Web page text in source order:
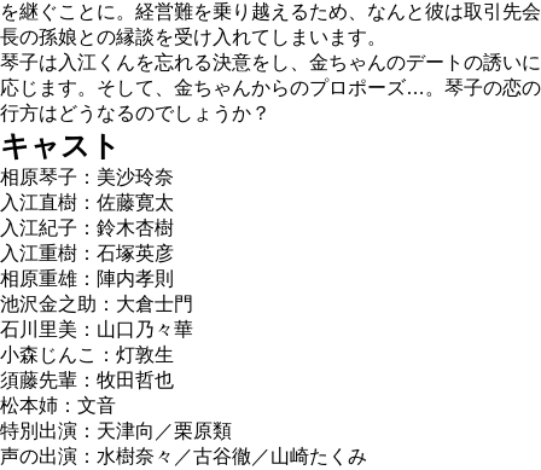
を継ぐことに。経営難を乗り越えるため、なんと彼は取引先会
長の孫娘との縁談を受け入れてしまいます。
琴子は入江くんを忘れる決意をし、金ちゃんのデートの誘いに
応じます。そして、金ちゃんからのプロポーズ…。琴子の恋の
行方はどうなるのでしょうか？
キャスト
相原琴子：美沙玲奈
入江直樹：佐藤寛太
入江紀子：鈴木杏樹
入江重樹：石塚英彦
相原重雄：陣内孝則
池沢金之助：大倉士門
石川里美：山口乃々華
小森じんこ：灯敦生
須藤先輩：牧田哲也
松本姉：文音
特別出演：天津向／栗原類
声の出演：水樹奈々／古谷徹／山崎たくみ